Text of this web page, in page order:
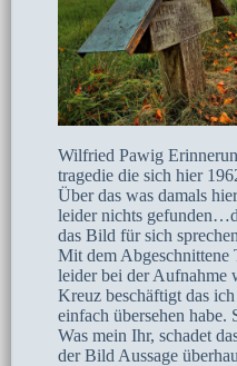
Wilfried Pawig
tragedie die sich hier
Über das was damals
leider nichts
das Bild für sich
Mit dem
leider bei der Aufnahme
Kreuz beschäftigt das
einfach übersehen habe.
Was mein Ihr, schadet
der Bild Aussage